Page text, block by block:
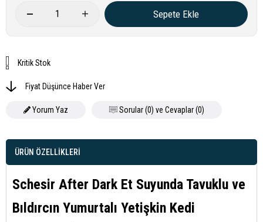
Kritik Stok
Fiyat Düşünce Haber Ver
Yorum Yaz Sorular (0) ve Cevaplar (0)
ÜRÜN ÖZELLIKLERI
Schesir After Dark Et Suyunda Tavuklu ve
Bıldırcın Yumurtalı Yetişkin Kedi